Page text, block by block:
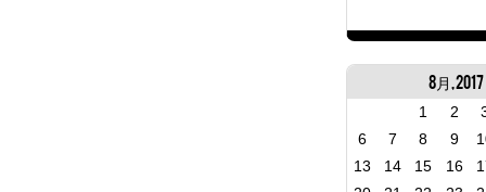
8月, 2017
1 2
6
7 8 9
13
14 15 16